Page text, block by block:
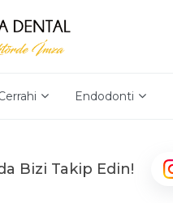
Endodonti
Bizi Takip Edin!